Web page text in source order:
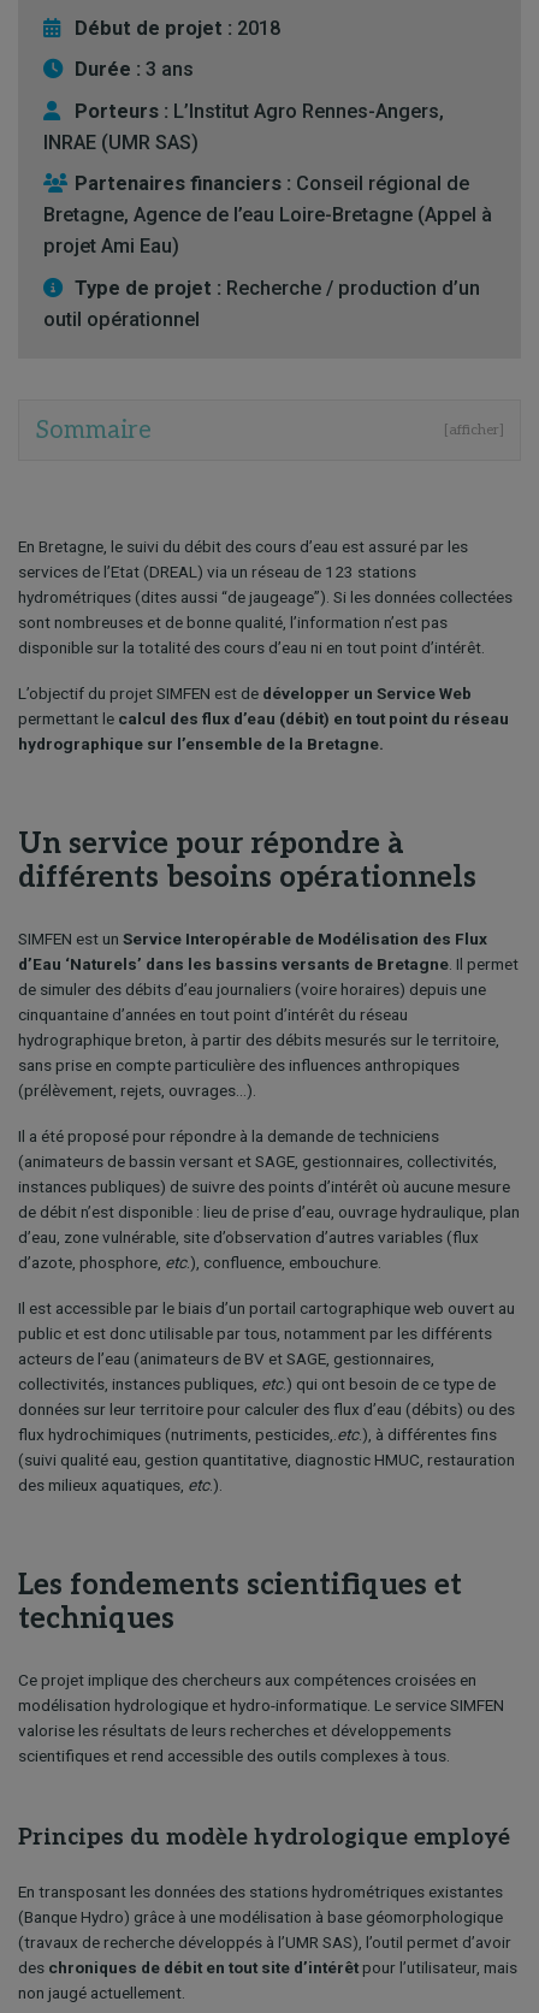
Début de projet : 2018
Durée : 3 ans
Porteurs : L’Institut Agro Rennes-Angers,
INRAE (UMR SAS)
Partenaires financiers : Conseil régional de
Bretagne, Agence de l’eau Loire-Bretagne (Appel à
projet Ami Eau)
Type de projet : Recherche / production d’un
outil opérationnel
Sommaire [afficher]
En Bretagne, le suivi du débit des cours d’eau est assuré par les
services de l’Etat (DREAL) via un réseau de 123 stations
hydrométriques (dites aussi “de jaugeage”). Si les données collectées
sont nombreuses et de bonne qualité, l’information n’est pas
disponible sur la totalité des cours d’eau ni en tout point d’intérêt.
L’objectif du projet SIMFEN est de développer un Service Web
permettant le calcul des flux d’eau (débit) en tout point du réseau
hydrographique sur l’ensemble de la Bretagne.
Un service pour répondre à
différents besoins opérationnels
SIMFEN est un Service Interopérable de Modélisation des Flux
d’Eau ‘Naturels’ dans les bassins versants de Bretagne . Il permet
de simuler des débits d’eau journaliers (voire horaires) depuis une
cinquantaine d’années en tout point d’intérêt du réseau
hydrographique breton, à partir des débits mesurés sur le territoire,
sans prise en compte particulière des influences anthropiques
(prélèvement, rejets, ouvrages…).
Il a été proposé pour répondre à la demande de techniciens
(animateurs de bassin versant et SAGE, gestionnaires, collectivités,
instances publiques) de suivre des points d’intérêt où aucune mesure
de débit n’est disponible : lieu de prise d’eau, ouvrage hydraulique, plan
d’eau, zone vulnérable, site d’observation d’autres variables (flux
d’azote, phosphore, etc.), confluence, embouchure.
Il est accessible par le biais d’un portail cartographique web ouvert au
public et est donc utilisable par tous, notamment par les différents
acteurs de l’eau (animateurs de BV et SAGE, gestionnaires,
collectivités, instances publiques, etc.) qui ont besoin de ce type de
données sur leur territoire pour calculer des flux d’eau (débits) ou des
flux hydrochimiques (nutriments, pesticides,. etc.), à différentes fins
(suivi qualité eau, gestion quantitative, diagnostic HMUC, restauration
des milieux aquatiques, etc.).
Les fondements scientifiques et
techniques
Ce projet implique des chercheurs aux compétences croisées en
modélisation hydrologique et hydro-informatique. Le service SIMFEN
valorise les résultats de leurs recherches et développements
scientifiques et rend accessible des outils complexes à tous.
Principes du modèle hydrologique employé
En transposant les données des stations hydrométriques existantes
(Banque Hydro) grâce à une modélisation à base géomorphologique
(travaux de recherche développés à l’UMR SAS), l’outil permet d’avoir
des chroniques de débit en tout site d’intérêt pour l’utilisateur, mais
non jaugé actuellement.